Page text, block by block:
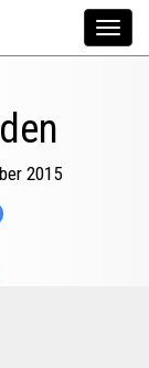
Toggle
2015